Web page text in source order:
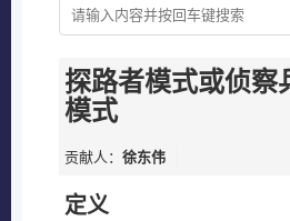
探路者模式或侦察
模式
贡献人： 徐东伟
定义